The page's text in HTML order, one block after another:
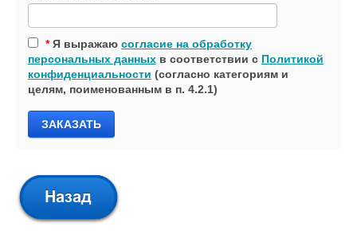
*Я выражаю согласие на обработку
персональных данных в соответствии с Политикой
конфиденциальности (согласно категориям и
целям, поименованным в п. 4.2.1)
ЗАКАЗАТЬ